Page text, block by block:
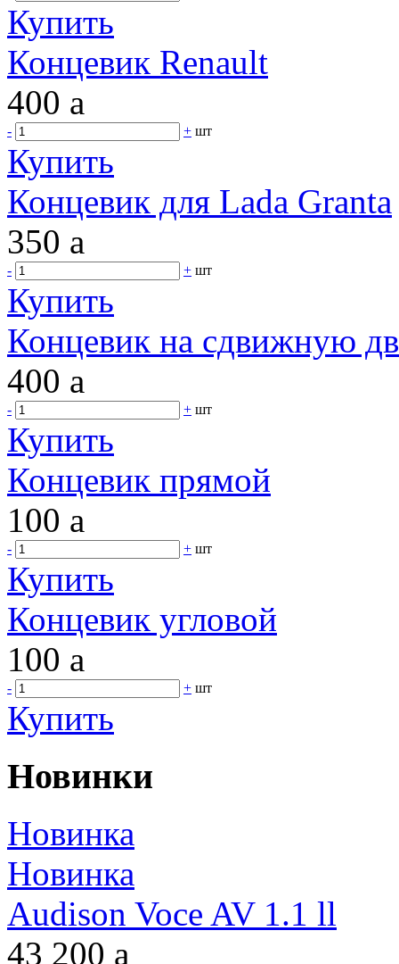
Купить
Концевик Renault
400 a
- + шт
Купить
Концевик для Lada Granta
350 a
- + шт
Купить
Концевик на сдвижную
400 a
- + шт
Купить
Концевик прямой
100 a
- + шт
Купить
Концевик угловой
100 a
- + шт
Купить
Новинки
Новинка
Новинка
Audison Voce AV 1.1 ll
43 200 a